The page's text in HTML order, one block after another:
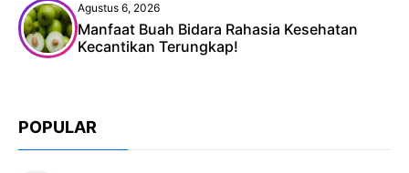
Agustus 6, 2026
Manfaat Buah Bidara Rahasia Kesehatan
Kecantikan Terungkap!
POPULAR